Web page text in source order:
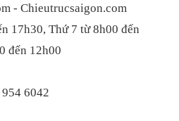
- Chieutrucsaigon.com
17h30, Thứ 7 từ 8h00 đến
đến 12h00
6042